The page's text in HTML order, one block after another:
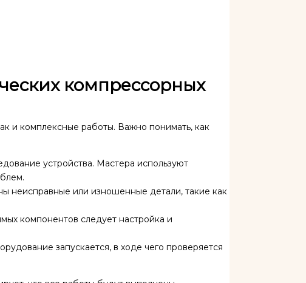
компрессорных
и комплексные работы. Важно понимать, как
устройства. Мастера используют
неисправные или изношенные детали, такие как
компонентов следует настройка и
запускается, в ходе чего проверяется